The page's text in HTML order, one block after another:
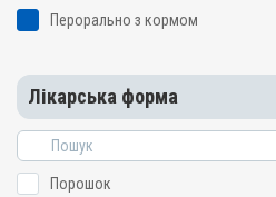
Перорально з кормом
Лікарська форма
Порошок